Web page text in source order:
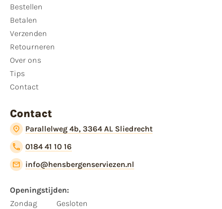
Bestellen
Betalen
Verzenden
Retourneren
Over ons
Tips
Contact
Contact
Parallelweg 4b, 3364 AL Sliedrecht
0184 41 10 16
info@hensbergenserviezen.nl
Openingstijden:
Zondag
Gesloten